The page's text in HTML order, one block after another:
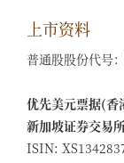
上市资料
普通股股份代号
优先美元票据(香
新加坡证券交易
ISIN: